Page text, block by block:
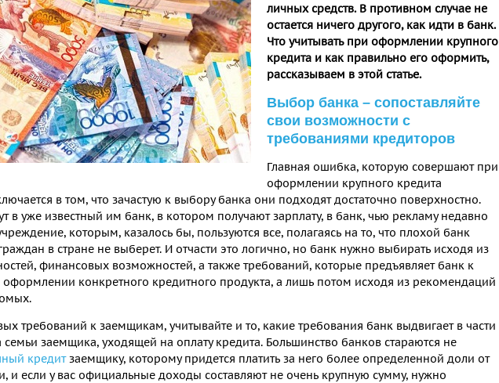
личных средств. В противном случае не
остается ничего другого, как идти в банк.
Что учитывать при оформлении крупного
кредита и как правильно его оформить,
рассказываем в этой статье.
Выбор банка – сопоставляйте
свои возможности с
требованиями кредиторов
Главная ошибка, которую совершают при
оформлении крупного кредита
в том, что зачастую к выбору банка они подходят достаточно поверхностно.
в уже известный им банк, в котором получают зарплату, в банк, чью рекламу недавно
которым, казалось бы, пользуются все, полагаясь на то, что плохой банк
в стране не выберет. И отчасти это логично, но банк нужно выбирать исходя из
финансовых возможностей, а также требований, которые предъявляет банк к
конкретного кредитного продукта, а лишь потом исходя из рекомендаций
требований к заемщикам, учитывайте и то, какие требования банк выдвигает в части
заемщика, уходящей на оплату кредита. Большинство банков стараются не
кредитзаемщику, которому придется платить за него более определенной доли от
и если у вас официальные доходы составляют не очень крупную сумму, нужно